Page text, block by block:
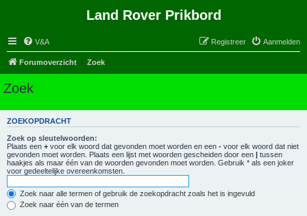
Land Rover Prikbord
V&A Aanmelden
Registreer
Forumoverzicht Zoek
Zoek
ZOEKOPDRACHT
Zoek op sleutelwoorden:
Plaats een + voor elk woord dat gevonden moet worden en een - voor elk woord dat niet
gevonden moet worden. Plaats een lijst met woorden gescheiden door een | tussen
haakjes als maar één van de woorden gevonden moet worden. Gebruik * als een joker
voor gedeeltelijke overeenkomsten.
Zoek naar alle termen of gebruik de zoekopdracht zoals het is ingevuld
Zoek naar één van de termen